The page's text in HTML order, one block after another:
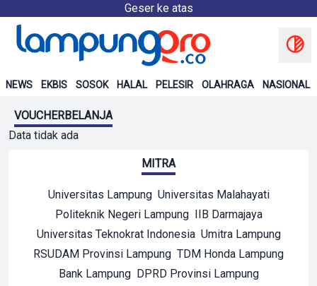
Geser ke atas
NEWS EKBIS SOSOK HALAL PELESIR OLAHRAGA NASIONAL
VOUCHERBELANJA
Data tidak ada
MITRA
Universitas Lampung Universitas Malahayati
Politeknik Negeri Lampung IIB Darmajaya
Universitas Teknokrat Indonesia Umitra Lampung
RSUDAM Provinsi Lampung TDM Honda Lampung
Bank Lampung DPRD Provinsi Lampung